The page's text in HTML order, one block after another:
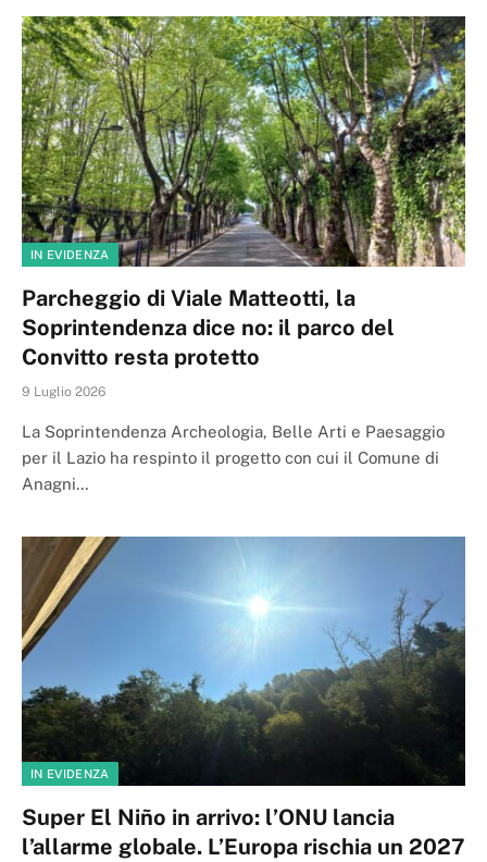
IN EVIDENZA
Parcheggio di Viale Matteotti, la
Soprintendenza dice no: il parco del
Convitto resta protetto
9 Luglio 2026
La Soprintendenza Archeologia, Belle Arti e Paesaggio
per il Lazio ha respinto il progetto con cui il Comune di
Anagni…
IN EVIDENZA
Super El Niño in arrivo: l’ONU lancia
l’allarme globale. L’Europa rischia un 2027